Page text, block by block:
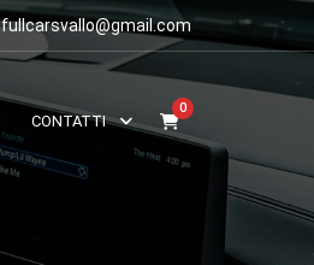
fullcarsvallo@gmail.com
CONTATTI
0